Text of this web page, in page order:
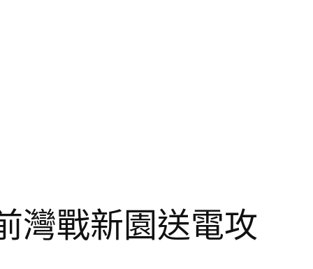
灣戰新園送電攻